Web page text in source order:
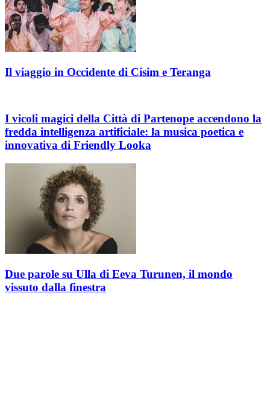
Il viaggio in Occidente di Cisim e Teranga
I vicoli magici della Città di Partenope accendono la
fredda intelligenza artificiale: la musica poetica e
innovativa di Friendly Looka
Due parole su Ulla di Eeva Turunen, il mondo
vissuto dalla finestra